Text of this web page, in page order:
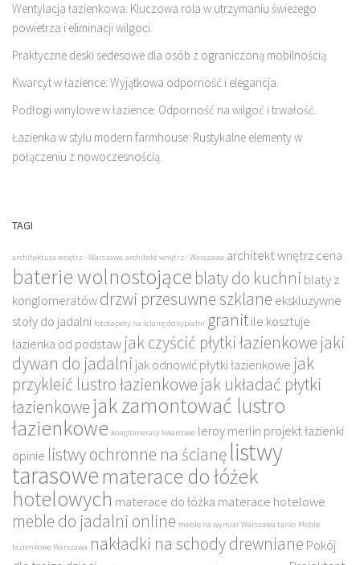
Wentylacja łazienkowa: Kluczowa rola w utrzymaniu świeżego
powietrza i eliminacji wilgoci.
Praktyczne deski sedesowe dla osób z ograniczoną mobilnością.
Kwarcyt w łazience: Wyjątkowa odporność i elegancja.
Podłogi winylowe w łazience: Odporność na wilgoć i trwałość.
Łazienka w stylu modern farmhouse: Rustykalne elementy w
połączeniu z nowoczesnością.
TAGI
architektura wnętrz - Warszawa architekt wnętrz - Warszawa architekt wnętrz cena
baterie wolnostojące blaty do kuchni blaty z
konglomeratówdrzwi przesuwne szklane ekskluzywne
stoły do jadalni fototapety na ścianę do sypialni granitile kosztuje
łazienka od podstaw jak czyścić płytki łazienkowe jaki
dywan do jadalni jak odnowić płytki łazienkowe jak
przykleić lustro łazienkowe jak układać płytki
łazienkowe jak zamontować lustro
łazienkowe konglomeraty kwarcowe leroy merlin projekt łazienki
opinie listwy ochronne na ścianęlistwy
tarasowematerace do łóżek
hotelowych materace do łóżka materace hotelowe
meble do jadalni online meble na wymiar Warszawa tanio Meble
łazienkowe Warszawa nakładki na schody drewniane Pokój